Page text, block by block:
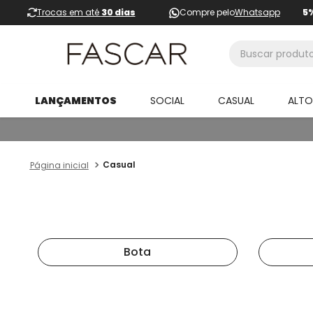
Trocas em até 30 dias Compre peloWhatsapp
LANÇAMENTOS SOCIAL CASUAL
Casual
Bota